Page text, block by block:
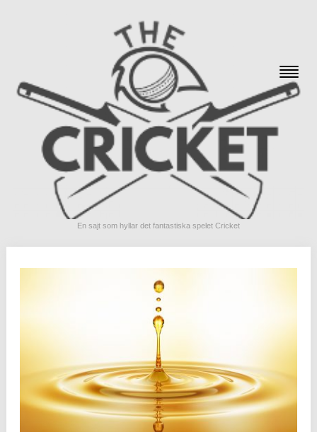
En sajt som hyllar det fantastiska spelet Cricket